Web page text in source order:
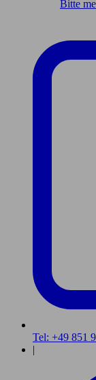
Bitte
Tel: +49 851
|